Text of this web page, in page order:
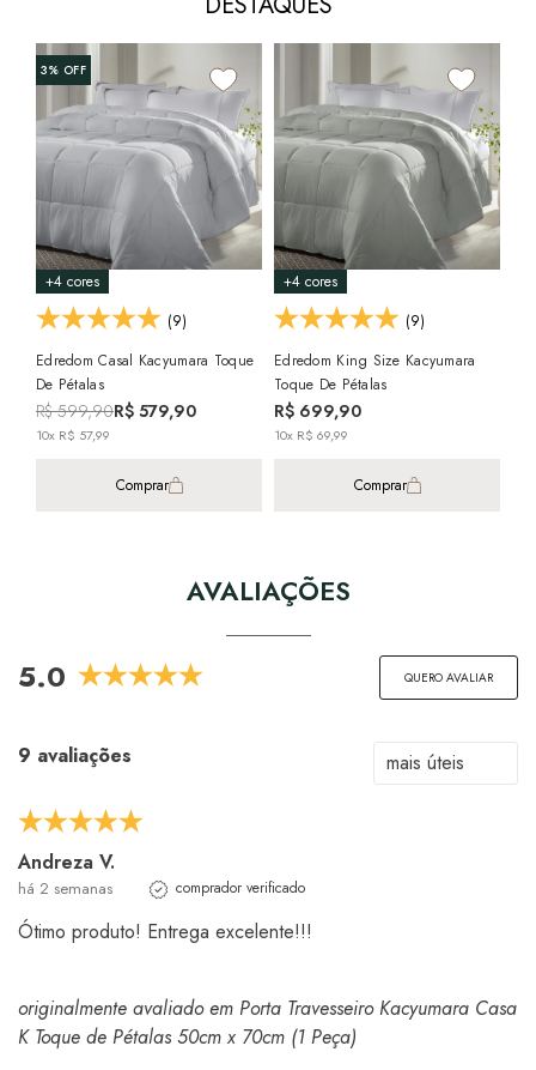
3% OFF
+4 cores
(9)
Edredom Casal Kacyumara Toque
De Pétalas
R$ 599,90R$ 579,90
10x R$ 57,99
Comprar
+4 cores
(9)
Edredom King Size Kacyumara
Toque De Pétalas
R$ 699,90
10x R$ 69,99
Comprar
AVALIAÇÕES
5.0 QUERO AVALIAR
9 avaliações
Andreza V.
há 2 semanas comprador verificado
Ótimo produto! Entrega excelente!!!
originalmente avaliado em Porta Travesseiro Kacyumara Casa
K Toque de Pétalas 50cm x 70cm (1 Peça)